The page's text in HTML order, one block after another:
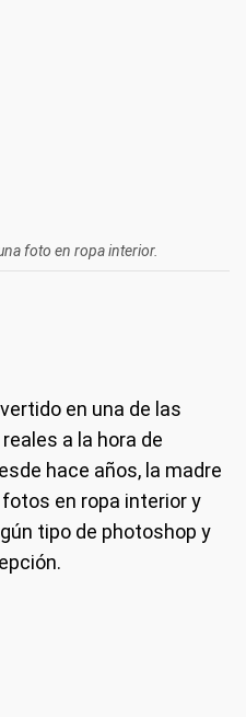
foto en ropa interior.
en una de las
a la hora de
hace años, la madre
en ropa interior y
tipo de photoshop y